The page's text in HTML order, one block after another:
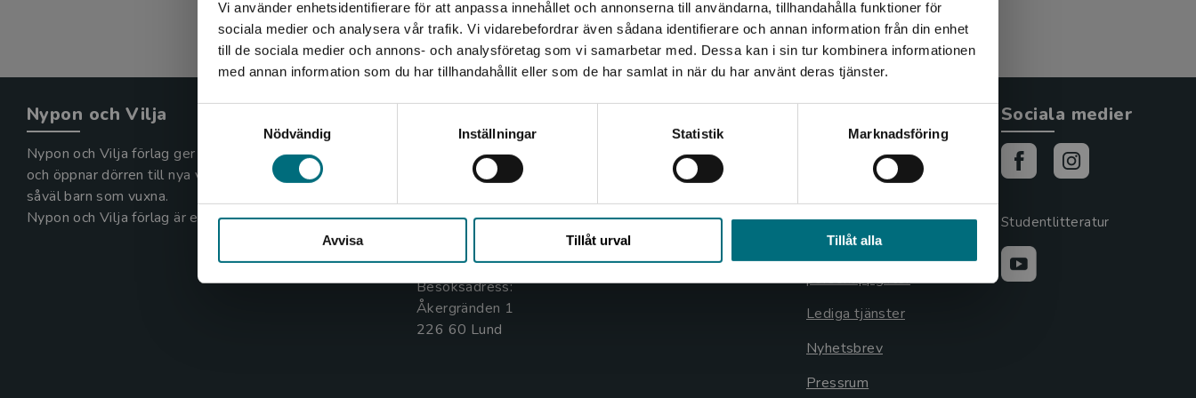
Vi använder enhetsidentifierare för att anpassa innehållet och annonserna till användarna, tillhandahålla funktioner för
sociala medier och analysera vår trafik. Vi vidarebefordrar även sådana identifierare och annan information från din enhet
till de sociala medier och annons- och analysföretag som vi samarbetar med. Dessa kan i sin tur kombinera informationen
med annan information som du har tillhandahållit eller som de har samlat in när du har använt deras tjänster.
Nödvändig
Inställningar Statistik Marknadsföring
Avvisa Tillåt urval Tillåt alla
Det verkar som att du besöker nyponochviljaforlag.se via
en enhet utanför Sverige. Vi erbjuder inte leveranser
utanför Sverige. För att kunna slutföra ett köp måste
leveransadressen vara i Sverige.
Nypon och Vilja
Nypon och Vilja förlag ger ut böcker som väcker läslust
och öppnar dörren till nya världar och möjligheter för
såväl barn som vuxna.
Nypon och Vilja förlag är en del av Studentlitteratur.
Kontakta oss
046-31 20 00
Box 141
Besöksadress:
Åkergränden 1
Kontakta kundservice
046-31 21 00
Frågor och svar
Köpvillkor
Cookieinställningar
GDPR och
personuppgifter
Lediga tjänster
Nyhetsbrev
Pressrum
Sociala medier
Studentlitteratur